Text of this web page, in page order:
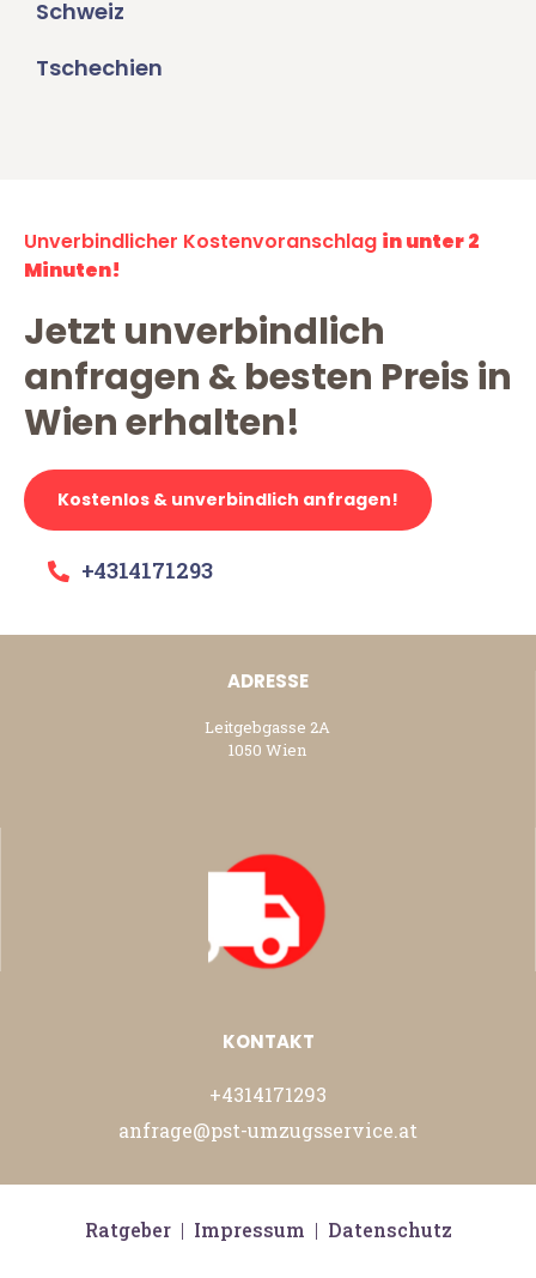
Schweiz
Tschechien
Unverbindlicher Kostenvoranschlag in unter 2
Minuten!
Jetzt unverbindlich
anfragen & besten Preis in
Wien erhalten!
Kostenlos & unverbindlich anfragen!
+4314171293
ADRESSE
Leitgebgasse 2A
1050 Wien
KONTAKT
+4314171293
anfrage@pst-umzugsservice.at
Ratgeber| Impressum | Datenschutz